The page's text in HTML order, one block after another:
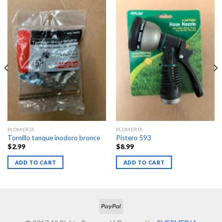
PLOMERÍA
Tornillo tanque inodoro bronce
$2.99
ADD TO CART
PLOMERÍA
Pistero 593
$8.99
ADD TO CART